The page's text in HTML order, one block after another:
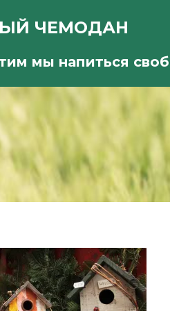
ЧЕМОДАН
мы напиться